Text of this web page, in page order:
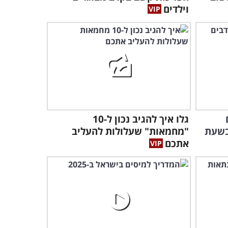
איך כדאי לקום משכיבה
לישיבה ואיך מומלץ לשכב
כשיש כאבי גב?
וילדים
גלו איך להגיב נכון ל-10
"מחמאות" שעלולות להעליב
אתכם